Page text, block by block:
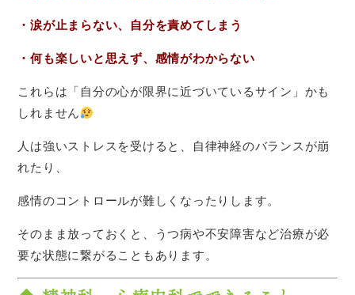
・涙が止まらない、自分を責めてしまう
・何も楽しいと思えず、感情がわからない
これらは「自分の心が限界に近づいているサイン」かも
しれません
人は強いストレスを受けると、自律神経のバランスが崩
れたり、
感情のコントロールが難しくなったりします。
そのまま放っておくと、うつ病や不安障害など治療が必
要な状態に繋がることもあります。